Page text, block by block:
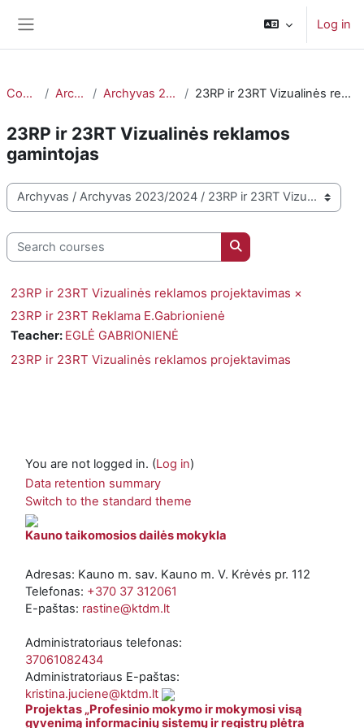
Log in
Courses Archyvas Archyvas 2023/2024 23RP ir 23RT Vizualinės reklamos gamintojas
23RP ir 23RT Vizualinės reklamos
gamintojas
Course categories
Search courses
Search courses
23RP ir 23RT Vizualinės reklamos projektavimas ×
23RP ir 23RT Reklama E.Gabrionienė
Teacher: EGLĖ GABRIONIENĖ
23RP ir 23RT Vizualinės reklamos projektavimas
You are not logged in. (Log in)
Data retention summary
Switch to the standard theme
Kauno taikomosios dailės mokykla
Adresas: Kauno m. sav. Kauno m. V. Krėvės pr. 112
Telefonas: +370 37 312061
E-paštas: rastine@ktdm.lt
Administratoriaus telefonas:
37061082434
Administratoriaus E-paštas:
kristina.juciene@ktdm.lt
Projektas „Profesinio mokymo ir mokymosi visą
gyvenimą informacinių sistemų ir registrų plėtra